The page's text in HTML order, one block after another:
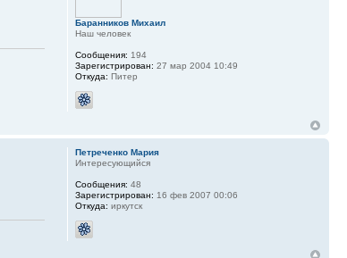
Баранников Михаил
Наш человек
Сообщения: 194
Зарегистрирован: 27 мар 2004 10:49
Откуда: Питер
Петреченко Мария
Интересующийся
Сообщения: 48
Зарегистрирован: 16 фев 2007 00:06
Откуда: иркутск